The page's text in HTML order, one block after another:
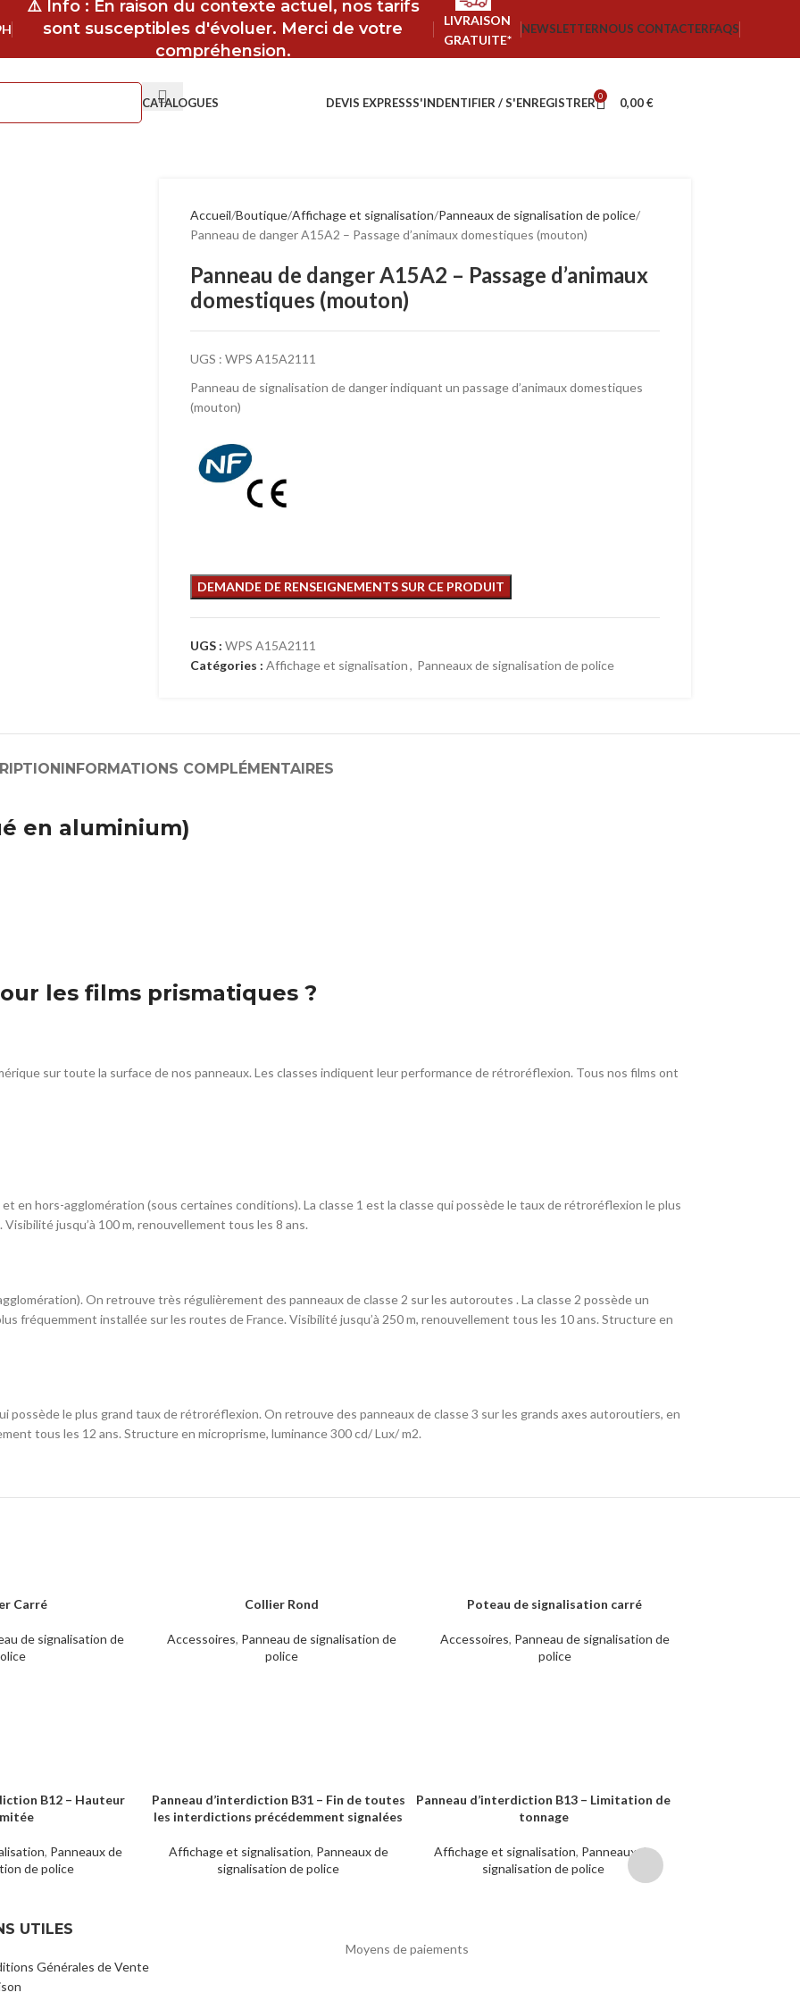
⚠️ Info : En raison du contexte actuel, nos tarifs
sont susceptibles d'évoluer. Merci de votre
compréhension.
LIVRAISON
GRATUITE*
NEWSLETTERNOUS CONTACTERFAQS
CATALOGUES DEVIS EXPRESSS'INDENTIFIER / S'ENREGISTRER 0 0,00€
Accueil Boutique Affichage et signalisation Panneaux de signalisation de police
Panneau de danger A15A2 – Passage d’animaux domestiques (mouton)
Panneau de danger A15A2 – Passage d’animaux
domestiques (mouton)
UGS : WPS A15A2111
Panneau de signalisation de danger indiquant un passage d’animaux domestiques
(mouton)
UGS : WPS A15A2111
Catégories : Affichage et signalisation, Panneaux de signalisation de police
INFORMATIONS COMPLÉMENTAIRES
en aluminium)
les films prismatiques ?
sur toute la surface de nos panneaux. Les classes indiquent leur performance de rétroréflexion. Tous nos films ont
en hors-agglomération (sous certaines conditions). La classe 1 est la classe qui possède le taux de rétroréflexion le plus
jusqu’à 100 m, renouvellement tous les 8 ans.
On retrouve très régulièrement des panneaux de classe 2 sur les autoroutes . La classe 2 possède un
fréquemment installée sur les routes de France. Visibilité jusqu’à 250 m, renouvellement tous les 10 ans. Structure en
possède le plus grand taux de rétroréflexion. On retrouve des panneaux de classe 3 sur les grands axes autoroutiers, en
tous les 12 ans. Structure en microprisme, luminance 300 cd/ Lux/ m2.
Carré
de signalisation de
Collier Rond
Accessoires, Panneau de signalisation de
police
LIRE LA SUITEPoteau de signalisation carré
Accessoires, Panneau de signalisation de
police
B12 – Hauteur
, Panneaux de
de police
LIRE LA SUITE
Panneau d’interdiction B31 – Fin de toutes
les interdictions précédemment signalées
Affichage et signalisation, Panneaux de
signalisation de police
LIRE LA SUITE
Panneau d’interdiction B13 – Limitation de
tonnage
Affichage et signalisation, Panneaux de
signalisation de police
UTILES
Générales de Vente
Moyens de paiements